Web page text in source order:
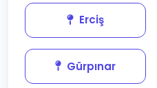
Erciş
Gürpınar